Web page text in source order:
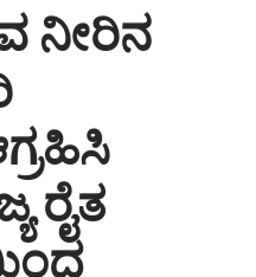
ನೀರಿನ
ರೈತ